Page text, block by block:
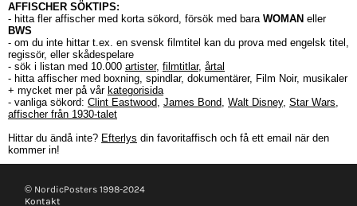
AFFISCHER SÖKTIPS:
- hitta fler affischer med korta sökord, försök med bara WOMAN eller
BWS
- om du inte hittar t.ex. en svensk filmtitel kan du prova med engelsk titel,
regissör, eller skådespelare
- sök i listan med 10.000 artister, filmtitlar, årtal
- hitta affischer med boxning, spindlar, dokumentärer, Film Noir, musikaler
+ mycket mer på vår kategorisida
- vanliga sökord: Clint Eastwood, James Bond, Walt Disney, Star Wars,
affischer från 1930-talet
Hittar du ändå inte? Efterlys din favoritaffisch och få ett email när den
kommer in!
© NordicPosters 1998-2024
Kontakt